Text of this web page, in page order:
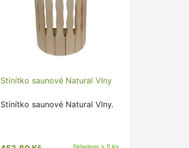
Stínítko saunové Natural Vlny
Stínítko saunové Natural Vlny.